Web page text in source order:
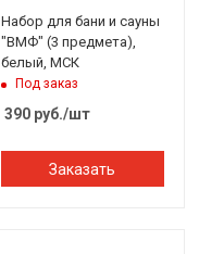
Набор для бани и сауны
"ВМФ" (3 предмета),
белый, МСК
Под заказ
390руб./шт
Заказать